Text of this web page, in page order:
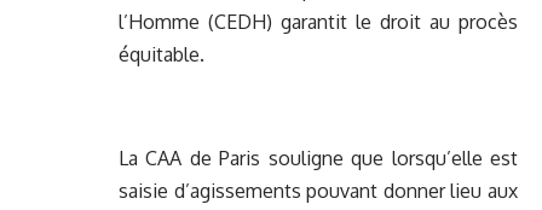
l’Homme (CEDH) garantit le droit au procès
équitable.
La CAA de Paris souligne que lorsqu’elle est
saisie d’agissements pouvant donner lieu aux